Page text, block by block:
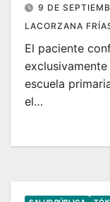
9 DE
LACORZANA
El paciente
escuela
el…